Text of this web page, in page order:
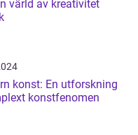
värld av kreativitet
konst: En utforskning
konstfenomen